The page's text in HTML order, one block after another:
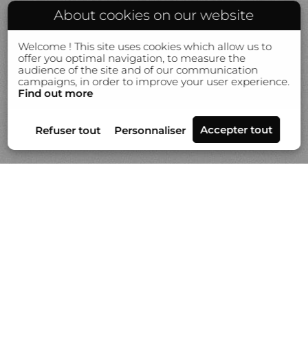
About cookies on our website
Welcome ! This site uses cookies which allow us to
offer you optimal navigation, to measure the
audience of the site and of our communication
campaigns, in order to improve your user experience.
Find out more